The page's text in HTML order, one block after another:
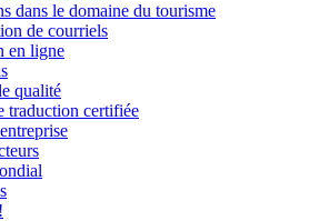
dans le domaine du tourisme
de courriels
en ligne
qualité
traduction certifiée